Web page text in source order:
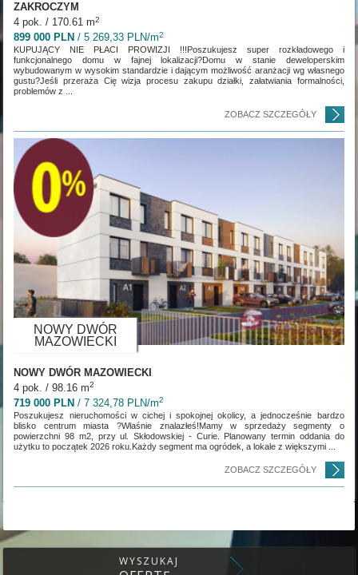
ZAKROCZYM
4 pok. / 170.61 m2
899 000 PLN / 5 269,33 PLN/m2
KUPUJĄCY NIE PŁACI PROWIZJI !!!Poszukujesz super rozkładowego i
funkcjonalnego domu w fajnej lokalizacji?Domu w stanie deweloperskim
wybudowanym w wysokim standardzie i dającym możliwość aranżacji wg własnego
gustu?Jeśli przeraża Cię wizja procesu zakupu działki, załatwiania formalności,
problemów z ...
ZOBACZ SZCZEGÓŁY
NOWY DWÓR
MAZOWIECKI
NOWY DWÓR MAZOWIECKI
4 pok. / 98.16 m2
719 000 PLN / 7 324,78 PLN/m2
Poszukujesz nieruchomości w cichej i spokojnej okolicy, a jednocześnie bardzo
blisko centrum miasta ?Właśnie znalazłeś!Mamy w sprzedaży segmenty o
powierzchni 98 m2, przy ul. Skłodowskiej - Curie. Planowany termin oddania do
użytku to początek 2026 roku.Każdy segment ma ogródek, a lokale z większymi ...
ZOBACZ SZCZEGÓŁY
WYSZUKAJ